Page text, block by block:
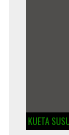
KUETA